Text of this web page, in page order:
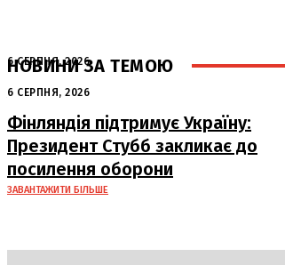
НОВИНИ ЗА ТЕМОЮ
6 СЕРПНЯ, 2026
Аномальна спека в Україні добігає
кінця: очікується похолодання
6 СЕРПНЯ, 2026
Фінляндія підтримує Україну:
Президент Стубб закликає до
посилення оборони
ЗАВАНТАЖИТИ БІЛЬШЕ